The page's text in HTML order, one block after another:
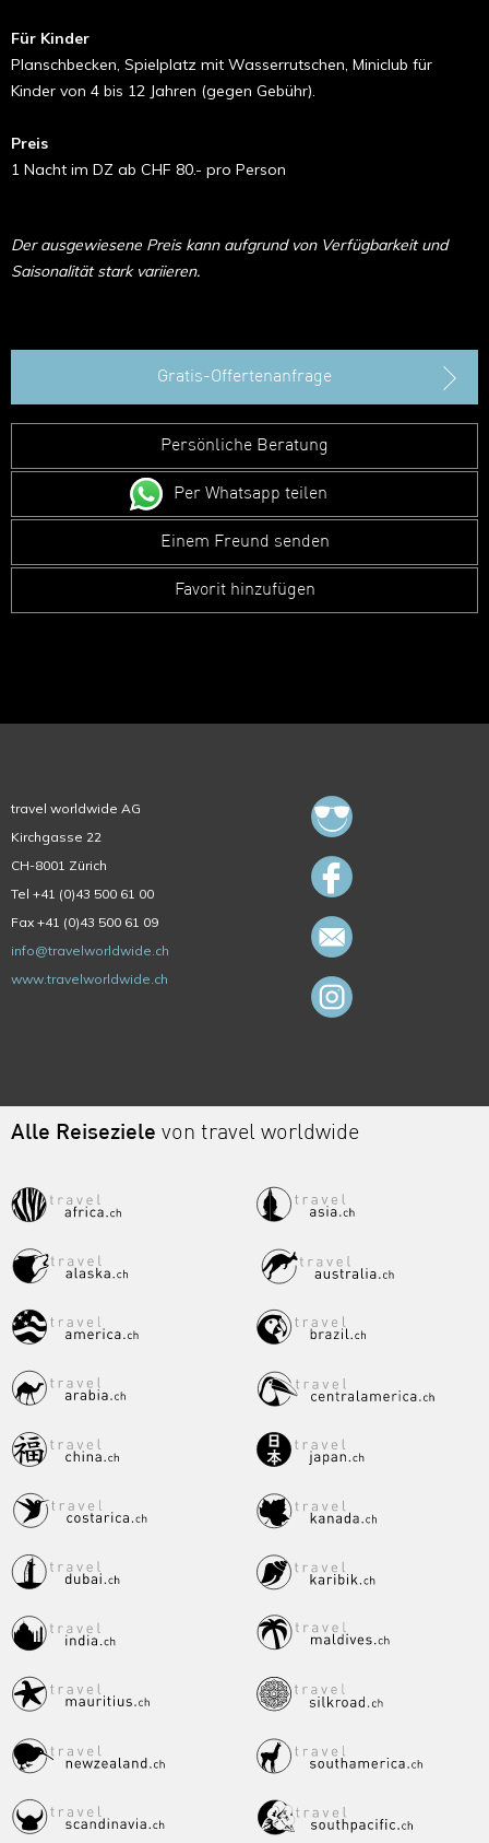
Für Kinder
Planschbecken, Spielplatz mit Wasserrutschen, Miniclub für
Kinder von 4 bis 12 Jahren (gegen Gebühr).
Preis
1 Nacht im DZ ab CHF 80.- pro Person
Der ausgewiesene Preis kann aufgrund von Verfügbarkeit und
Saisonalität stark variieren.
Gratis-Offertenanfrage
Persönliche Beratung
Per Whatsapp teilen
Einem Freund senden
Favorit hinzufügen
travel worldwide AG
Kirchgasse 22
CH-8001 Zürich
Tel +41 (0)43 500 61 00
Fax +41 (0)43 500 61 09
info@travelworldwide.ch
www.travelworldwide.ch
Alle Reiseziele von travel worldwide